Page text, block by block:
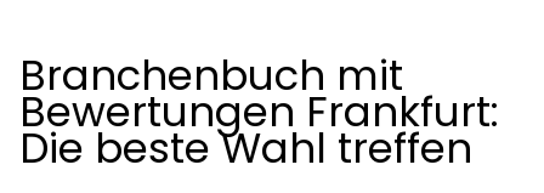
Branchenbuch mit
Bewertungen Frankfurt:
Die beste Wahl treffen